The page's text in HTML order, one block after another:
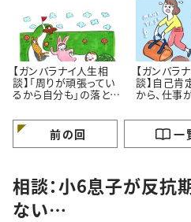
【ガンバラナイ人生相
談】「周りが頑張ってい
るから自分も」の落とし
けていますか？
【ガンバラ
談】自己肯
から、仕事
前の回 一
相談：小6息子が反抗
ない…